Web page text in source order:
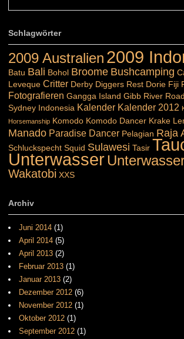
Schlagwörter
2009 Australien 2009
Batu Bali Bohol Broome Bushcamping
Leveque Critter Derby Diggers Rest Dorie Fiji
Fotografieren Gangga Island Gibb River Road
Sydney Indonesia Kalender Kalender 2012
Horsemanship Komodo Komodo Dancer Krake
Manado Paradise Dancer Pelagian Raja
Schluckspecht Squid Sulawesi Tasir
Unterwasser
Wakatobi XXS
Archiv
Juni 2014 (1)
April 2014 (5)
April 2013 (2)
Februar 2013 (1)
Januar 2013 (2)
Dezember 2012 (6)
November 2012 (1)
Oktober 2012 (1)
September 2012 (1)